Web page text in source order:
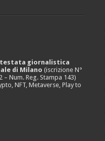
giornalistica
di Milano (iscrizione N°
Num. Reg. Stampa 143)
NFT, Metaverse, Play to